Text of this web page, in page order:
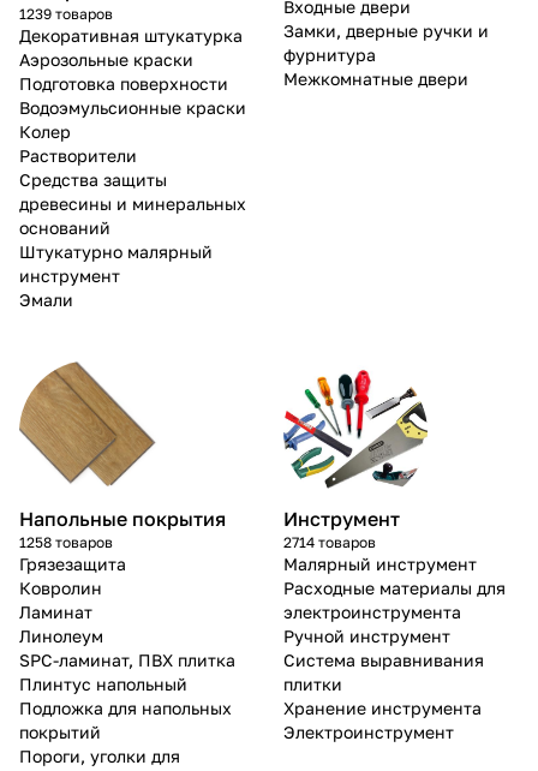
1239 товаров
Декоративная штукатурка
Аэрозольные краски
Подготовка поверхности
Водоэмульсионные краски
Колер
Растворители
Средства защиты
древесины и минеральных
оснований
Штукатурно малярный
инструмент
Эмали
Входные двери
Замки, дверные ручки и
фурнитура
Межкомнатные двери
Напольные покрытия
1258 товаров
Грязезащита
Ковролин
Ламинат
Линолеум
SPC-ламинат, ПВХ плитка
Плинтус напольный
Подложка для напольных
покрытий
Пороги, уголки для
Инструмент
2714 товаров
Малярный инструмент
Расходные материалы для
электроинструмента
Ручной инструмент
Система выравнивания
плитки
Хранение инструмента
Электроинструмент